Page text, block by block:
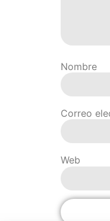
Nombre
Correo
Web